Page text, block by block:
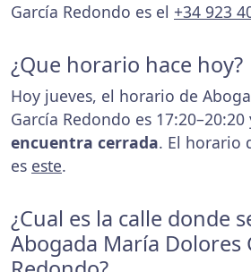
García Redondo es el +34 923
¿Que horario hace hoy?
Hoy jueves, el horario de
García Redondo es 17:20–20:20
encuentra cerrada. El horario
es este.
¿Cual es la calle donde
Abogada María Dolores